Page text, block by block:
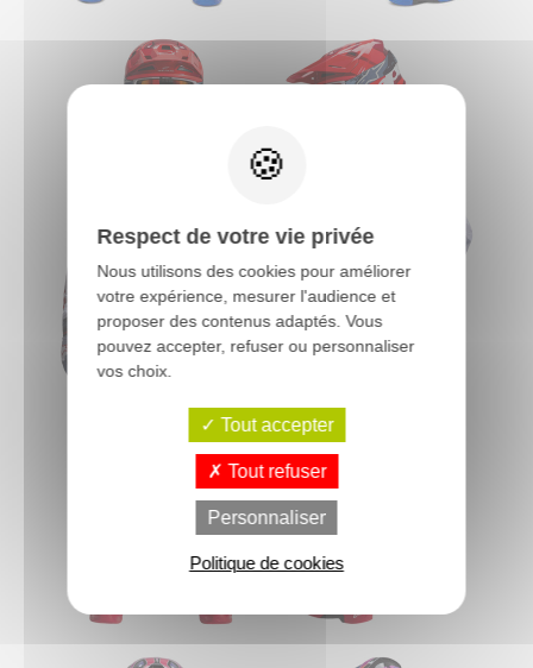
Respect de votre vie privée
Nous utilisons des cookies pour améliorer
votre expérience, mesurer l'audience et
proposer des contenus adaptés. Vous
pouvez accepter, refuser ou personnaliser
vos choix.
Tout accepter
Tout refuser
Personnaliser
Politique de cookies